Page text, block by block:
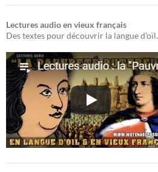
Lectures audio en vieux français
Des textes pour découvrir la langue d'oïl.